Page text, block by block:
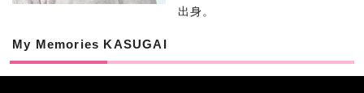
出身。
My Memories KASUGAI